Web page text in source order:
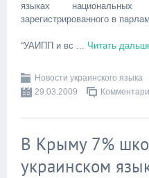
языках
зарегистрированного в
“УАИПП и вс ... Читать
Новости украинского языка
29.03.2009
В Крыму 7%
украинском